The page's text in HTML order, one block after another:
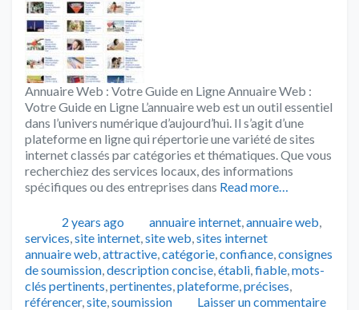
Annuaire Web : Votre Guide en Ligne Annuaire Web :
Votre Guide en Ligne L’annuaire web est un outil essentiel
dans l’univers numérique d’aujourd’hui. Il s’agit d’une
plateforme en ligne qui répertorie une variété de sites
internet classés par catégories et thématiques. Que vous
recherchiez des services locaux, des informations
spécifiques ou des entreprises dans Read more…
Publié2 years ago Catégories
annuaire internet,annuaire web,
services,site internet,site web,sites internet
annuaire web,attractive,catégorie,confiance,consignes
de soumission,description concise,établi,fiable,mots-
clés pertinents,pertinentes,plateforme,précises,
référencer,site,soumission Laisser un commentaire